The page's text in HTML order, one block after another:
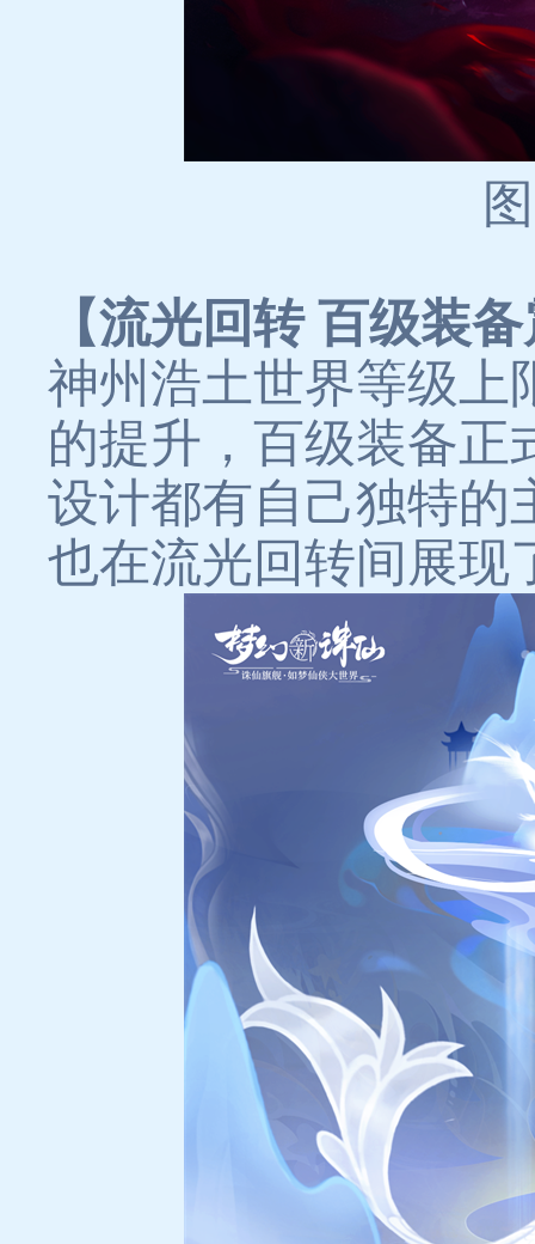
【流光回转 百级装
神州浩土世界等级上
的提升，百级装备正
设计都有自己独特的
也在流光回转间展现